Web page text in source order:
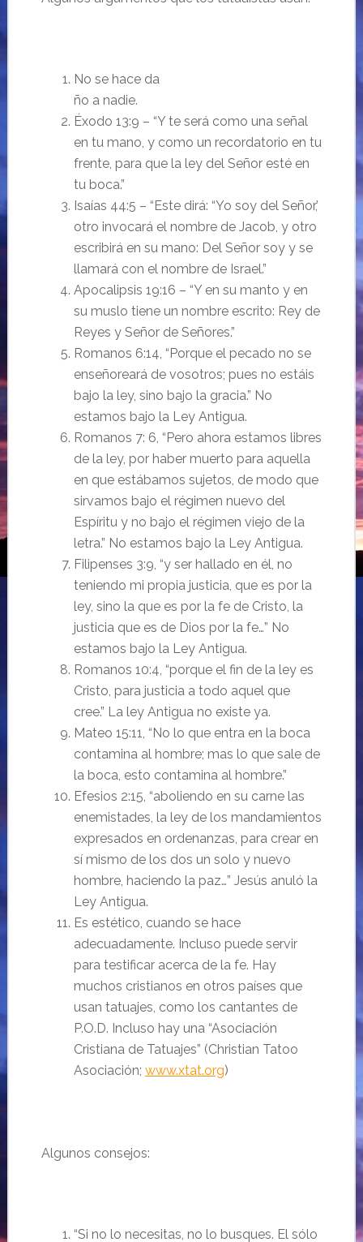
No se hace da
ño a nadie.
Éxodo 13:9 – “Y te será como una señal
en tu mano, y como un recordatorio en tu
frente, para que la ley del Señor esté en
tu boca.”
Isaías 44:5 – “Este dirá: “Yo soy del Señor,’
otro invocará el nombre de Jacob, y otro
escribirá en su mano: Del Señor soy y se
llamará con el nombre de Israel.”
Apocalipsis 19:16 – “Y en su manto y en
su muslo tiene un nombre escrito: Rey de
Reyes y Señor de Señores.”
Romanos 6:14, “Porque el pecado no se
enseñoreará de vosotros; pues no estáis
bajo la ley, sino bajo la gracia.” No
estamos bajo la Ley Antigua.
Romanos 7: 6, “Pero ahora estamos libres
de la ley, por haber muerto para aquella
en que estábamos sujetos, de modo que
sirvamos bajo el régimen nuevo del
Espíritu y no bajo el régimen viejo de la
letra.” No estamos bajo la Ley Antigua.
Filipenses 3:9, “y ser hallado en él, no
teniendo mi propia justicia, que es por la
ley, sino la que es por la fe de Cristo, la
justicia que es de Dios por la fe…” No
estamos bajo la Ley Antigua.
Romanos 10:4, “porque el fin de la ley es
Cristo, para justicia a todo aquel que
cree.” La ley Antigua no existe ya.
Mateo 15:11, “No lo que entra en la boca
contamina al hombre; mas lo que sale de
la boca, esto contamina al hombre.”
Efesios 2:15, “aboliendo en su carne las
enemistades, la ley de los mandamientos
expresados en ordenanzas, para crear en
sí mismo de los dos un solo y nuevo
hombre, haciendo la paz…” Jesús anuló la
Ley Antigua.
Es estético, cuando se hace
adecuadamente. Incluso puede servir
para testificar acerca de la fe. Hay
muchos cristianos en otros países que
usan tatuajes, como los cantantes de
P.O.D. Incluso hay una “Asociación
Cristiana de Tatuajes” (Christian Tatoo
Asociación; www.xtat.org)
Algunos consejos:
“Si no lo necesitas, no lo busques. El sólo